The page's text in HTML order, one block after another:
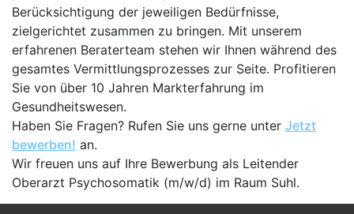
Berücksichtigung der jeweiligen Bedürfnisse,
zielgerichtet zusammen zu bringen. Mit unserem
erfahrenen Beraterteam stehen wir Ihnen während des
gesamtes Vermittlungsprozesses zur Seite. Profitieren
Sie von über 10 Jahren Markterfahrung im
Gesundheitswesen.
Haben Sie Fragen? Rufen Sie uns gerne unter Jetzt
bewerben! an.
Wir freuen uns auf Ihre Bewerbung als Leitender
Oberarzt Psychosomatik (m/w/d) im Raum Suhl.